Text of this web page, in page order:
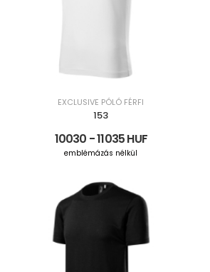
EXCLUSIVE PÓLÓ FÉRFI
153
10030 - 11035 HUF
emblémázás nélkül